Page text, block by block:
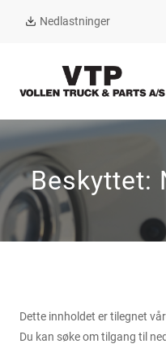
Nedlastninger
Beskyttet:
Dette innholdet er tilegnet
Du kan søke om tilgang til